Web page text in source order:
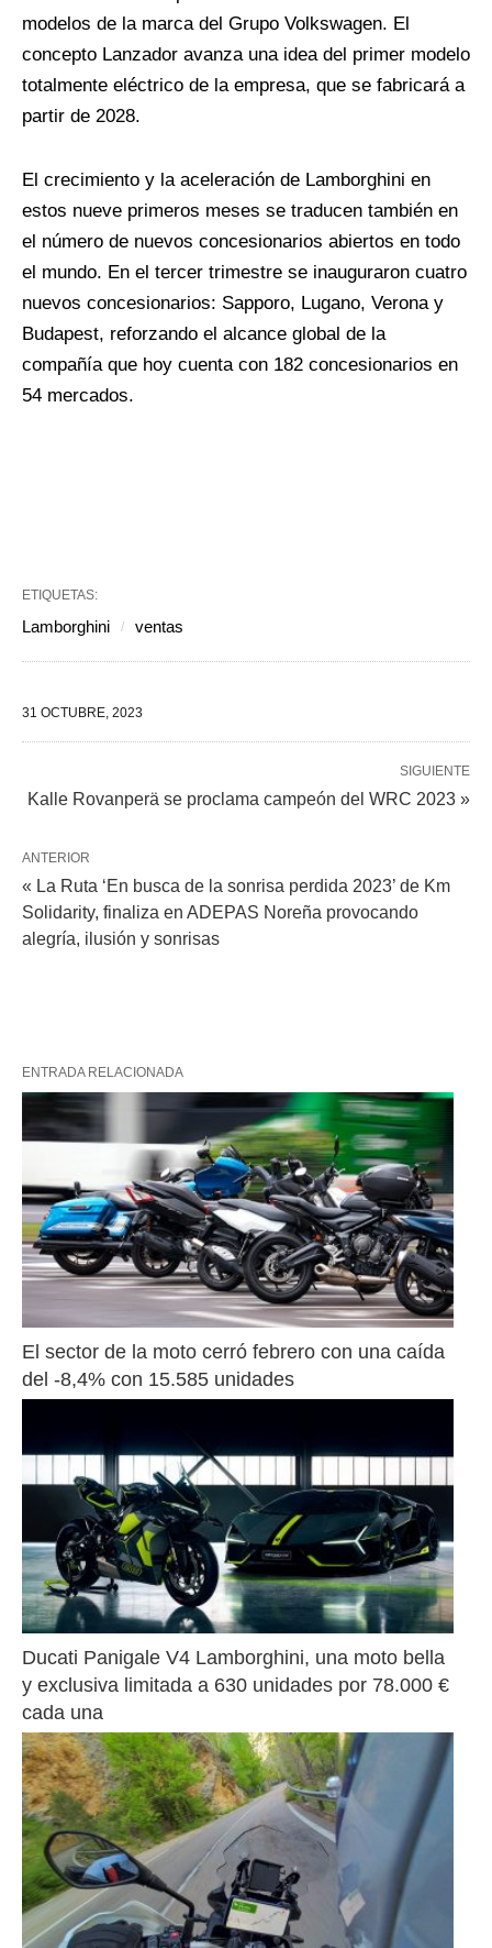
modelos de la marca del Grupo Volkswagen. El
concepto Lanzador avanza una idea del primer modelo
totalmente eléctrico de la empresa, que se fabricará a
partir de 2028.
El crecimiento y la aceleración de Lamborghini en
estos nueve primeros meses se traducen también en
el número de nuevos concesionarios abiertos en todo
el mundo. En el tercer trimestre se inauguraron cuatro
nuevos concesionarios: Sapporo, Lugano, Verona y
Budapest, reforzando el alcance global de la
compañía que hoy cuenta con 182 concesionarios en
54 mercados.
ETIQUETAS:
Lamborghini ventas
31 OCTUBRE, 2023
SIGUIENTE
Kalle Rovanperä se proclama campeón del WRC 2023 »
ANTERIOR
« La Ruta ‘En busca de la sonrisa perdida 2023’ de Km
Solidarity, finaliza en ADEPAS Noreña provocando
alegría, ilusión y sonrisas
ENTRADA RELACIONADA
El sector de la moto cerró febrero con una caída
del -8,4% con 15.585 unidades
Ducati Panigale V4 Lamborghini, una moto bella
y exclusiva limitada a 630 unidades por 78.000 €
cada una